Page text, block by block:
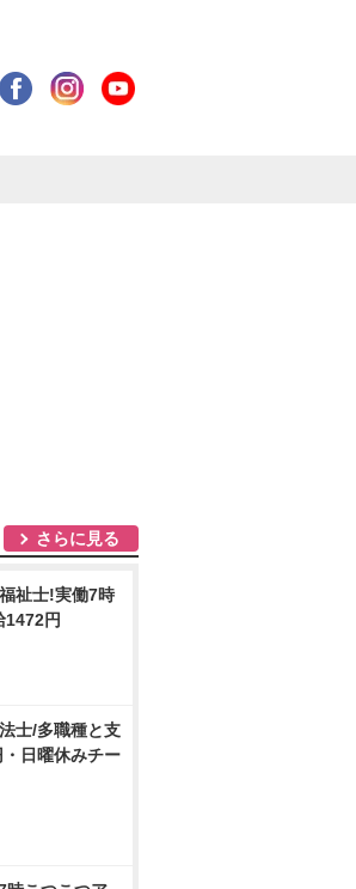
さらに見る
祉士!実働7時
1472円
士/多職種と支
日曜休みチー